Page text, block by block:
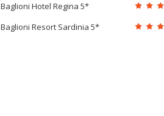
Baglioni Hotel Regina 5*
Baglioni Resort Sardinia 5*